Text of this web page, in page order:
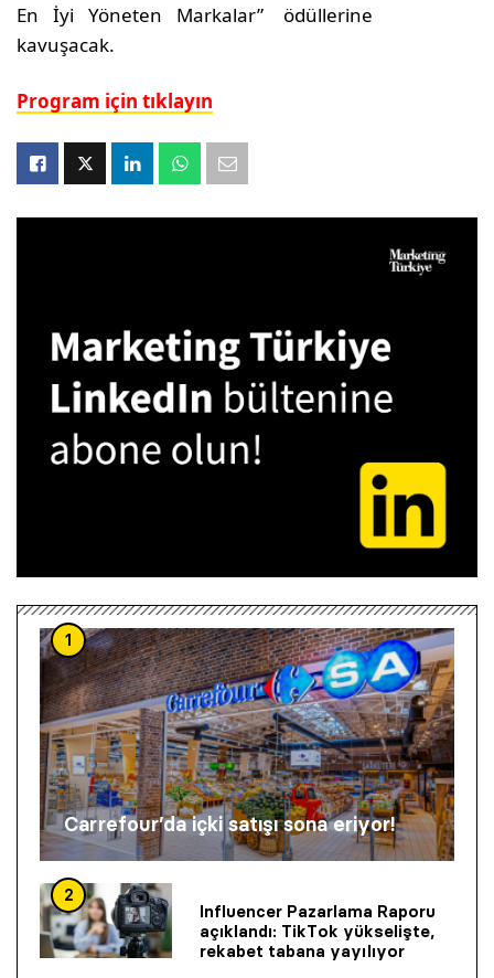
En İyi Yöneten Markalar” ödüllerine
kavuşacak.
Program için tıklayın
1
Carrefour’da içki satışı sona eriyor!
2
Influencer Pazarlama Raporu
açıklandı: TikTok yükselişte,
rekabet tabana yayılıyor